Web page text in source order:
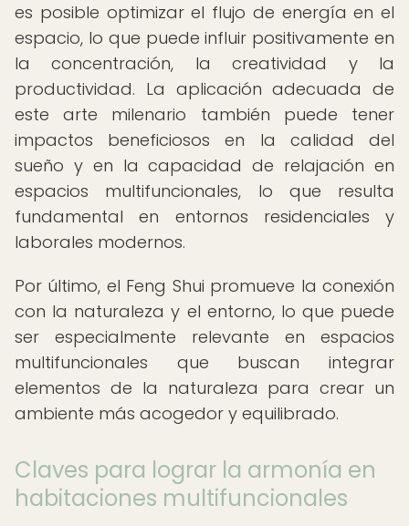
es posible optimizar el flujo de energía en el
espacio, lo que puede influir positivamente en
la concentración, la creatividad y la
productividad. La aplicación adecuada de
este arte milenario también puede tener
impactos beneficiosos en la calidad del
sueño y en la capacidad de relajación en
espacios multifuncionales, lo que resulta
fundamental en entornos residenciales y
laborales modernos.
Por último, el Feng Shui promueve la conexión
con la naturaleza y el entorno, lo que puede
ser especialmente relevante en espacios
multifuncionales que buscan integrar
elementos de la naturaleza para crear un
ambiente más acogedor y equilibrado.
Claves para lograr la armonía en
habitaciones multifuncionales